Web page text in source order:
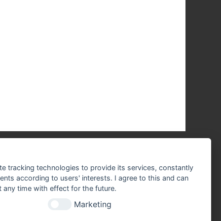
BESUCHEN SIE UNS
tracking technologies to provide its services, constantly
according to users' interests. I agree to this and can
time with effect for the future.
Marketing